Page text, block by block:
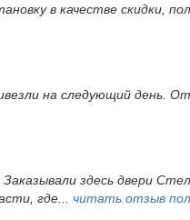
в качестве скидки,
на следующий день.
здесь двери
где... читать отзыв